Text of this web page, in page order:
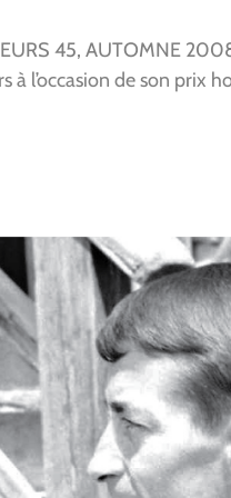
45, AUTOMNE
à l’occasion de son prix